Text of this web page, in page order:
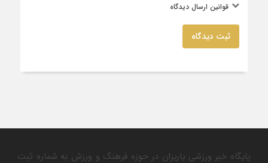
قوانین ارسال دیدگاه
ثبت دیدگاه
پایگاه خبر ورزشی یاریزان در حوزه فرهنگ و ورزش به شماره ثبت